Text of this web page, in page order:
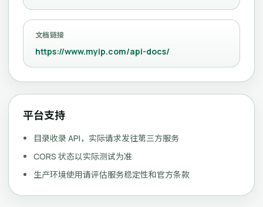
文档链接
https://www.myip.com/api-docs/
平台支持
目录收录 API，实际请求发往第三方服务
CORS 状态以实际测试为准
生产环境使用请评估服务稳定性和官方条款